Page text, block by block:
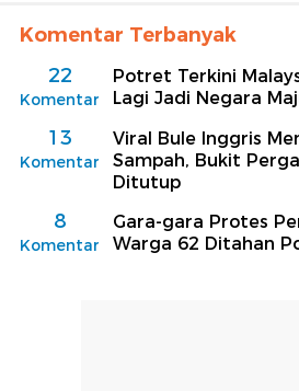
Komentar Terbanyak
22
Komentar
Potret Terkini
Lagi Jadi Negara
13
Komentar
Viral Bule Inggris
Sampah, Bukit
Ditutup
8
Komentar
Gara-gara Protes
Warga 62 Ditahan